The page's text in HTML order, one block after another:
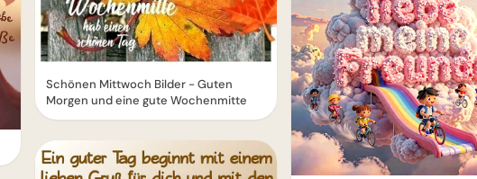
Schönen Mittwoch Bilder - Guten
Morgen und eine gute Wochenmitte